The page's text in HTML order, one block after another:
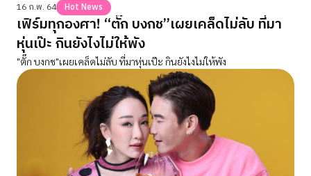
16 ก.พ. 64 Hot News
เฟิร์มทุกองศา! “ตั๊ก บงกช”เผยเคล็ดไม่ลับ ที่มา
หุ่นเป๊ะ กินยังไงไม่ให้พัง
"ตั๊ก บงกช"เผยเคล็ดไม่ลับ ที่มาหุ่นเป๊ะ กินยังไงไม่ให้พัง